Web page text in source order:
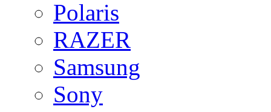
Polaris
RAZER
Samsung
Sony